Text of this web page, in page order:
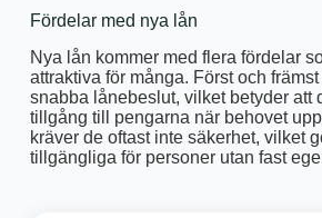
Fördelar med nya lån
Nya lån kommer med flera fördelar
attraktiva för många. Först och
snabba lånebeslut, vilket betyder att
tillgång till pengarna när behovet
kräver de oftast inte säkerhet, vilket
tillgängliga för personer utan fast